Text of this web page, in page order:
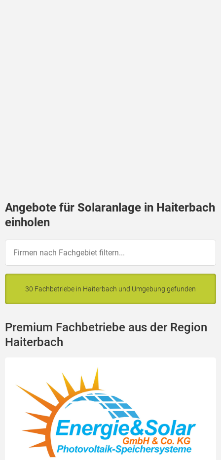
Angebote für Solaranlage in Haiterbach
einholen
30 Fachbetriebe in Haiterbach und Umgebung gefunden
Premium Fachbetriebe aus der Region
Haiterbach